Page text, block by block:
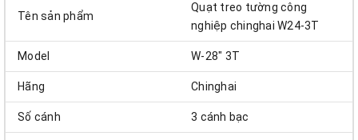
Tên sản phẩm
Quạt treo tường công
nghiệp chinghai W24-3T
Model W-28" 3T
Hãng Chinghai
Số cánh 3 cánh bạc